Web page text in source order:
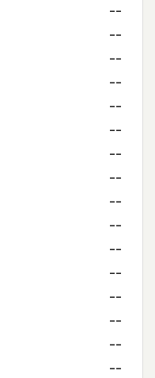
--
--
--
--
--
--
--
--
--
--
--
--
--
--
--
--